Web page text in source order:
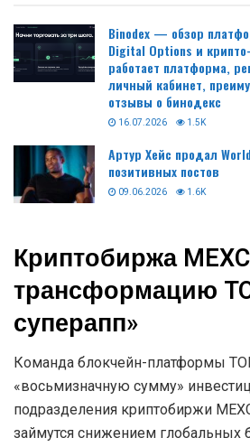
Binodex — обзор
Digital Options и
работает платформа,
личный кабинет,
отзывы о бинодекс
16.07.2026 1.5K
Артур Хейс продал
позитивных постов
09.06.2026 1.6K
Криптобиржа
трансформацию
суперапп»
Команда блокчейн-платформы
«восьмизначную сумму»
подразделения криптобиржи
займутся снижением глобальных